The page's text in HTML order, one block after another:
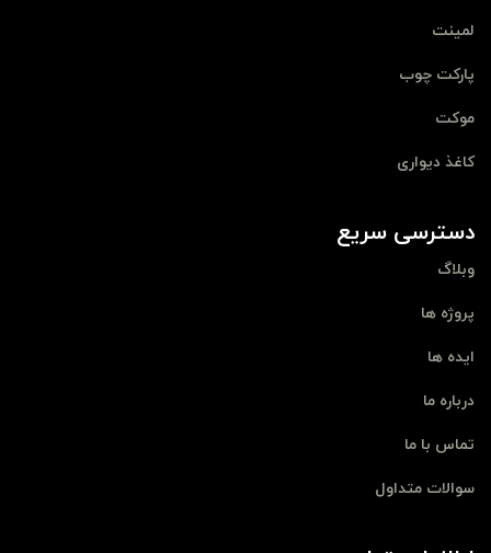
لمینت
پارکت چوب
موکت
کاغذ دیواری
دسترسی سریع
وبلاگ
پروژه ها
ایده ها
درباره ما
تماس با ما
سوالات متداول